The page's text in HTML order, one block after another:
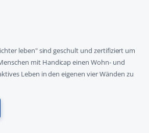
leben" sind geschult und zertifiziert um
mit Handicap einen Wohn- und
Leben in den eigenen vier Wänden zu